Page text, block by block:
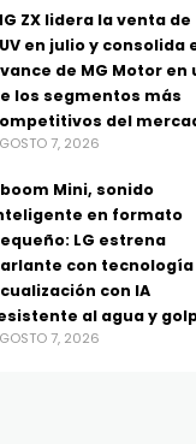
y golpes
ZX lidera la venta de
en julio y consolida
de MG Motor en
los segmentos más
del
7, 2026
Mini, sonido
en formato
LG estrena
con tecnología
con IA
al agua y
7, 2026